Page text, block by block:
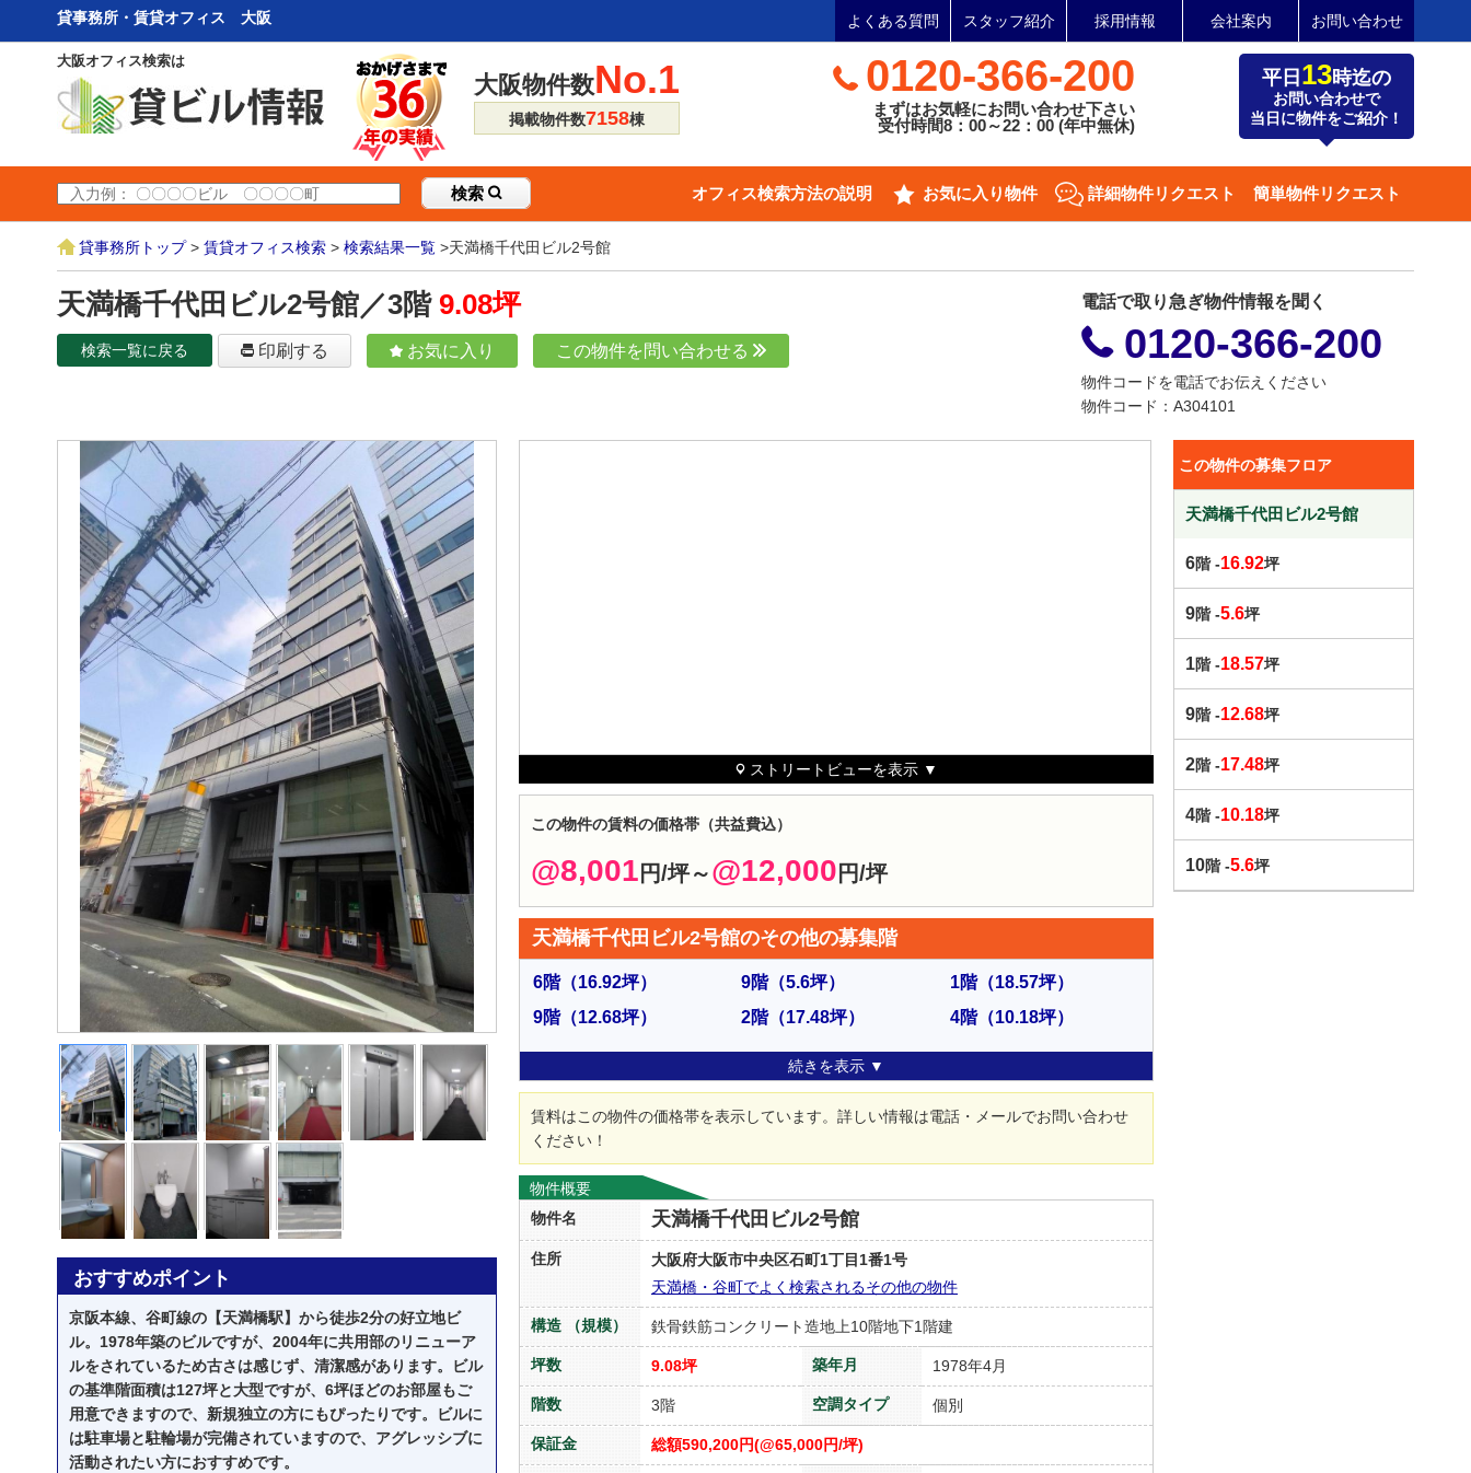
貸事務所・賃貸オフィス 大阪 よくある質問 スタッフ紹介 採用情報 会社案内 お問い合わせ
大阪オフィス検索は
大阪物件数No.1
掲載物件数7158棟
0120-366-200
まずはお気軽にお問い合わせ下さい
受付時間8：00～22：00 (年中無休)
平日 13時迄の
お問い合わせで
当日に物件をご紹介！
検索 オフィス検索方法の説明 お気に入り物件 詳細物件リクエスト 簡単物件リクエスト
貸事務所トップ> 賃貸オフィス検索 > 検索結果一覧 >天満橋千代田ビル2号館
天満橋千代田ビル2号館／3階 9.08坪
検索一覧に戻る 印刷する お気に入り この物件を問い合わせる
電話で取り急ぎ物件情報を聞く
0120-366-200
物件コードを電話でお伝えください
物件コード：A304101
おすすめポイント
京阪本線、谷町線の【天満橋駅】から徒歩2分の好立地ビ
ル。1978年築のビルですが、2004年に共用部のリニューア
ルをされているため古さは感じず、清潔感があります。ビル
の基準階面積は127坪と大型ですが、6坪ほどのお部屋もご
用意できますので、新規独立の方にもぴったりです。ビルに
は駐車場と駐輪場が完備されていますので、アグレッシブに
活動されたい方におすすめです。
ストリートビューを表示 ▼
この物件の賃料の価格帯（共益費込）
@8,001 円/坪～@12,000 円/坪
天満橋千代田ビル2号館のその他の募集階
6階（16.92坪） 9階（5.6坪） 1階（18.57坪）
9階（12.68坪） 2階（17.48坪） 4階（10.18坪）
続きを表示 ▼
賃料はこの物件の価格帯を表示しています。詳しい情報は電話・メールでお問い合わせ
ください！
物件概要
物件名
天満橋千代田ビル2号館
住所
大阪府大阪市中央区石町1丁目1番1号
天満橋・谷町でよく検索されるその他の物件
構造 （規模） 鉄骨鉄筋コンクリート造地上10階地下1階建
坪数 9.08坪 築年月 1978年4月
階数 3階 空調タイプ 個別
保証金 総額590,200円(@65,000円/坪)
この物件の募集フロア
天満橋千代田ビル2号館
6階 -16.92坪
9階 -5.6坪
1階 -18.57坪
9階 -12.68坪
2階 -17.48坪
4階 -10.18坪
10階 -5.6坪